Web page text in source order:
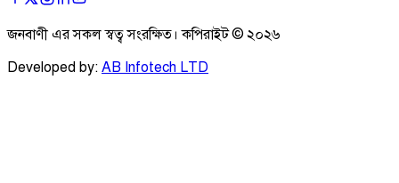
জনবাণী এর সকল স্বত্ব সংরক্ষিত। কপিরাইট © ২০২৬
Developed by: AB Infotech LTD